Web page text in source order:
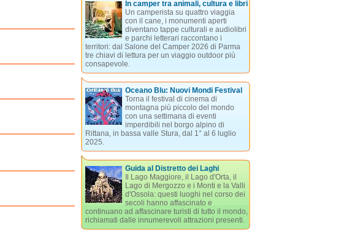
In camper tra animali, cultura e libri
Un camperista su quattro viaggia
con il cane, i monumenti aperti
diventano tappe culturali e audiolibri
e parchi letterari raccontano i
territori: dal Salone del Camper 2026 di Parma
tre chiavi di lettura per un viaggio outdoor più
consapevole.
Oceano Blu: Nuovi Mondi Festival
Torna il festival di cinema di
montagna più piccolo del mondo
con una settimana di eventi
imperdibili nel borgo alpino di
Rittana, in bassa valle Stura, dal 1° al 6 luglio
2025.
Guida al Distretto dei Laghi
Il Lago Maggiore, il Lago d'Orta, il
Lago di Mergozzo e i Monti e la Valli
d'Ossola: questi luoghi nel corso dei
secoli hanno affascinato e
continuano ad affascinare turisti di tutto il mondo,
richiamati dalle innumerevoli attrazioni presenti.